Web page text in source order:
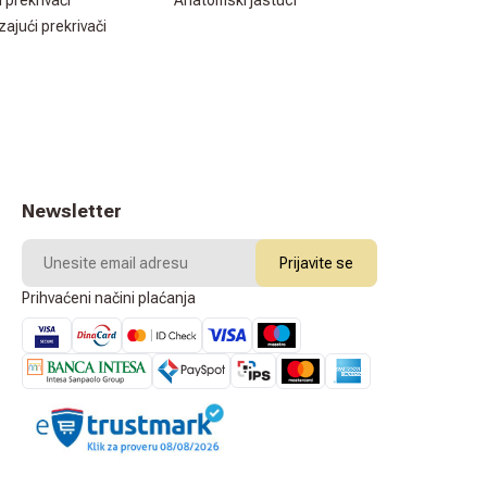
prekrivači
Newsletter
Prijavite se
Prihvaćeni načini plaćanja